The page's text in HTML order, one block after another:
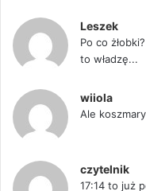
Leszek
Po co
to władzę...
wiiola
Ale
czytelnik
17:14 to już